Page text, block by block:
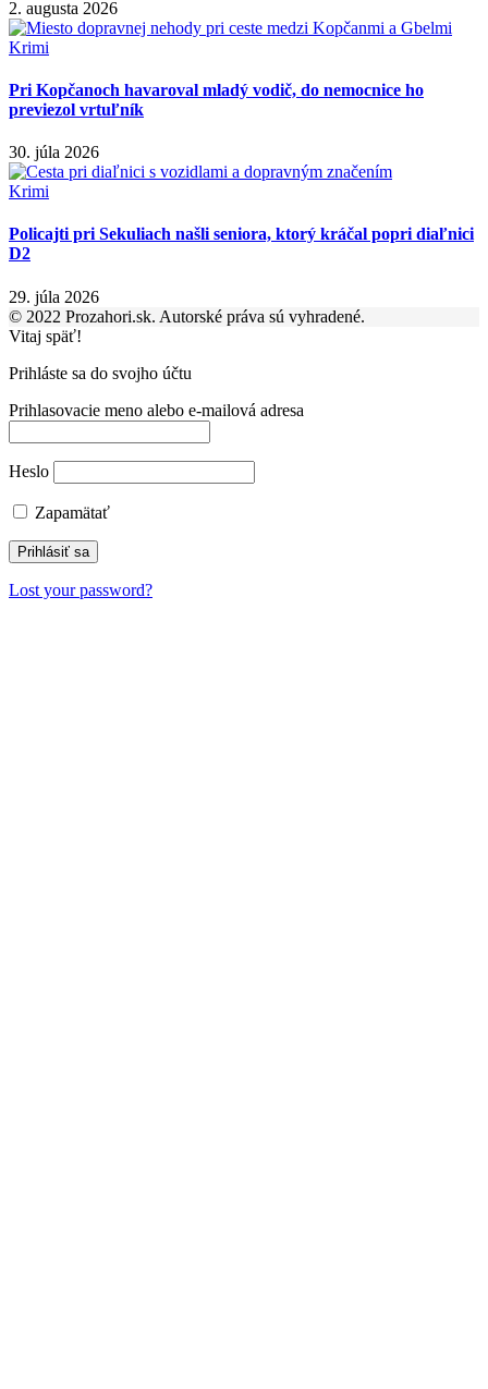
2. augusta 2026
Krimi
Pri Kopčanoch havaroval mladý vodič, do nemocnice ho
previezol vrtuľník
30. júla 2026
Krimi
Policajti pri Sekuliach našli seniora, ktorý kráčal popri diaľnici
D2
29. júla 2026
© 2022 Prozahori.sk. Autorské práva sú vyhradené.
Vitaj späť!
Prihláste sa do svojho účtu
Prihlasovacie meno alebo e-mailová adresa
Heslo
Zapamätať
Lost your password?